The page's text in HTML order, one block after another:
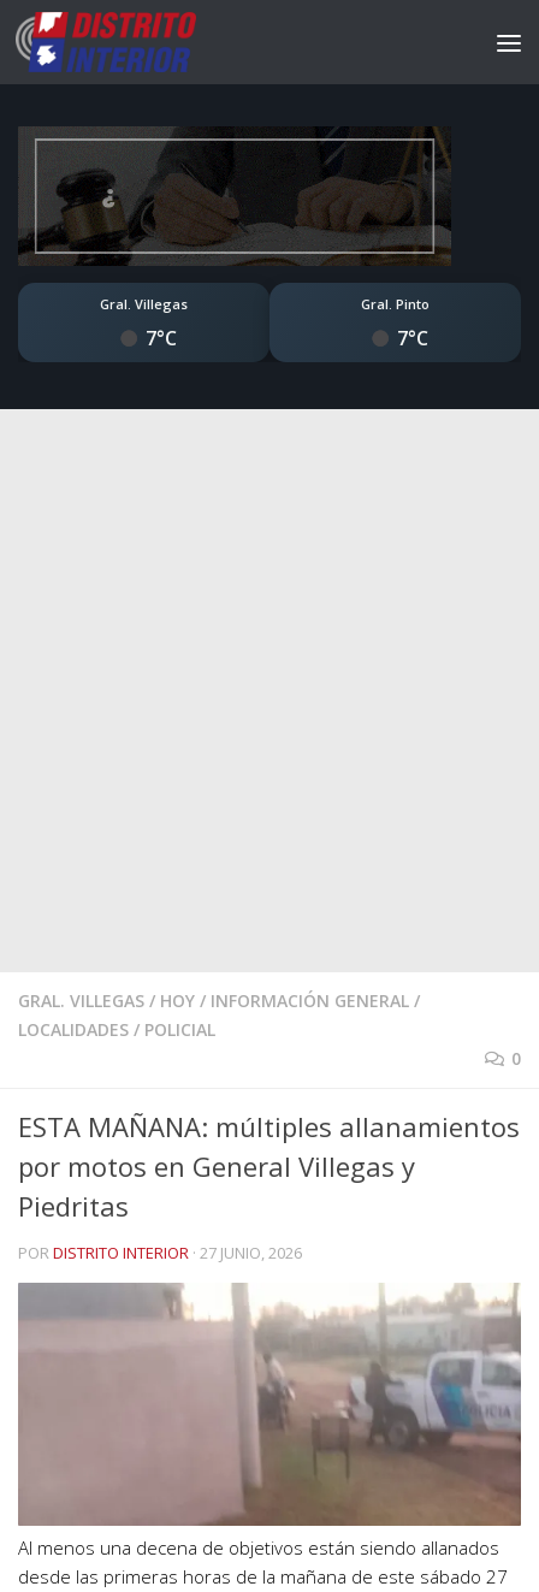
Gral. Villegas
7°C
Gral. Pinto
7°C
GRAL. VILLEGAS / HOY / INFORMACIÓN GENERAL /
LOCALIDADES / POLICIAL
0
ESTA MAÑANA: múltiples allanamientos
por motos en General Villegas y
Piedritas
PORDISTRITO INTERIOR · 27 JUNIO, 2026
Al menos una decena de objetivos están siendo allanados
desde las primeras horas de la mañana de este sábado 27